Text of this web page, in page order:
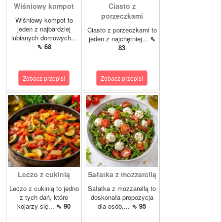
Wiśniowy kompot
Wiśniowy kompot to
jeden z najbardziej
lubianych domowych...
⇖ 68
Zobacz przepis!
Ciasto z
porzeczkami
Ciasto z porzeczkami to
jeden z najchętniej... ⇖
83
Zobacz przepis!
Leczo z cukinią
Leczo z cukinią to jedno
z tych dań, które
kojarzy się... ⇖ 90
Sałatka z mozzarellą
Sałatka z mozzarellą to
doskonała propozycja
dla osób,... ⇖ 95